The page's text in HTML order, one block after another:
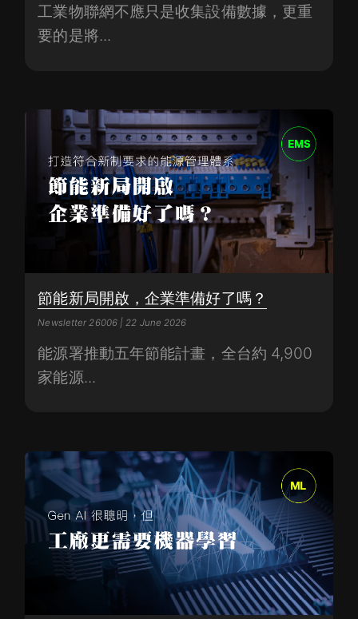
工業物聯網不應只是收集設備數據，更重
要的是將...
節能新局開啟，企業準備好了嗎？
Newsletter 26006 | 22 June 2026
能源署推動五年節能計畫，全台約 4,900
家能源...